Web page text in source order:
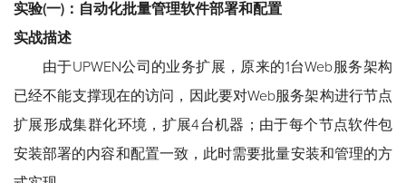
实验(一)：自动化批量管理软件部署和配置
实战描述
由于UPWEN公司的业务扩展，原来的1台Web服务架构
已经不能支撑现在的访问，因此要对Web服务架构进行节点
扩展形成集群化环境，扩展4台机器；由于每个节点软件包
安装部署的内容和配置一致，此时需要批量安装和管理的方